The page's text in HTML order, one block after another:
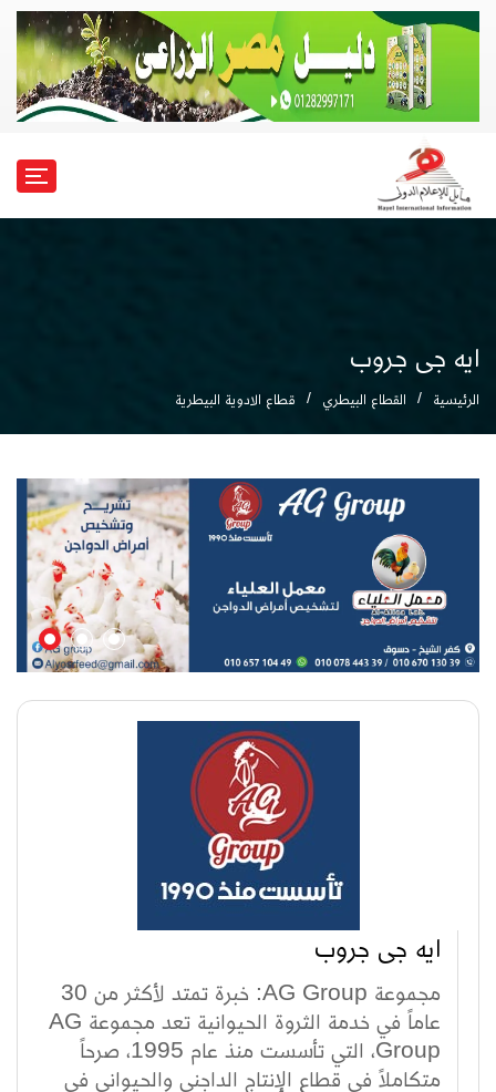
ايه جى جروب
الرئيسية القطاع البيطري قطاع الادوية البيطرية
ايه جى جروب
مجموعة AG Group: خبرة تمتد لأكثر من 30
عاماً في خدمة الثروة الحيوانية تعد مجموعة AG
Group، التي تأسست منذ عام 1995، صرحاً
متكاملاً في قطاع الإنتاج الداجني والحيواني في